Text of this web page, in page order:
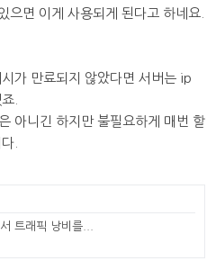
면 이게 사용되게 된다고 하네요.
가 만료되지 않았다면 서버는 ip
.
아니긴 하지만 불필요하게 매번 할
.
트래픽 낭비를...